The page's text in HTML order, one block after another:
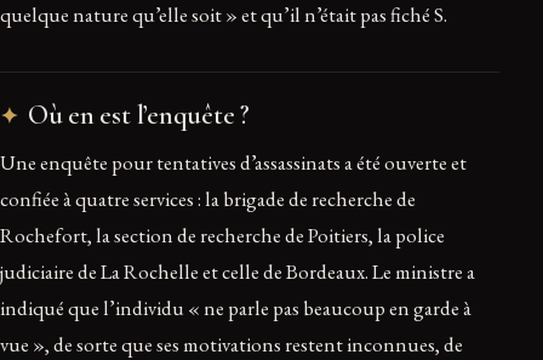
quelque nature qu’elle soit » et qu’il n’était pas fiché S.
Où en est l’enquête ?
Une enquête pour tentatives d’assassinats a été ouverte et
confiée à quatre services : la brigade de recherche de
Rochefort, la section de recherche de Poitiers, la police
judiciaire de La Rochelle et celle de Bordeaux. Le ministre a
indiqué que l’individu « ne parle pas beaucoup en garde à
vue », de sorte que ses motivations restent inconnues, de